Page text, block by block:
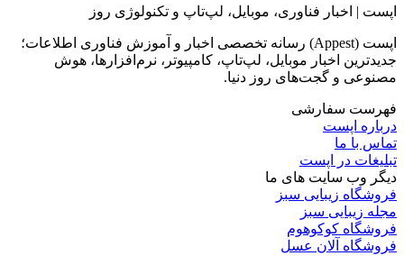
اپست | اخبار فناوری، موبایل، لپ‌تاپ و تکنولوژی روز
اپست (Appest) رسانه تخصصی اخبار و آموزش فناوری اطلاعات؛
جدیدترین اخبار موبایل، لپ‌تاپ، کامپیوتر، نرم‌افزارها، هوش
مصنوعی و گجت‌های روز دنیا.
فهرست سفارشی
درباره اپست
تماس با ما
تبلیغات در اپست
دیگر وب سایت های ما
فروشگاه زیبایی سبز
مجله زیبایی سبز
فروشگاه کوکوهوم
فروشگاه آلان عسل